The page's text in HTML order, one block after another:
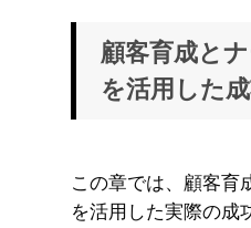
顧客育成と
を活用した
この章では、顧客育
を活用した実際の成